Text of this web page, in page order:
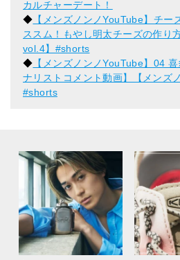
カルチャーデート！
◆ 【メンズノンノYouTube】チー
ススム！もやし明太チーズの作り
vol.4】#shorts
◆ 【メンズノンノYouTube】04
ナリストコメント動画】【メンズ
#shorts